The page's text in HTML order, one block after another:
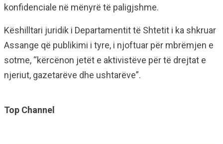
konfidenciale në mënyrë të paligjshme.
Këshilltari juridik i Departamentit të Shtetit i ka shkruar
Assange që publikimi i tyre, i njoftuar për mbrëmjen e
sotme, “kërcënon jetët e aktivistëve për të drejtat e
njeriut, gazetarëve dhe ushtarëve”.
Top Channel